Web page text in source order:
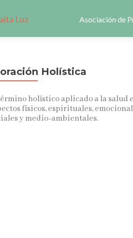
Asociación de
Holística
holístico aplicado a la salud
físicos, espirituales,
y medio-ambientales.